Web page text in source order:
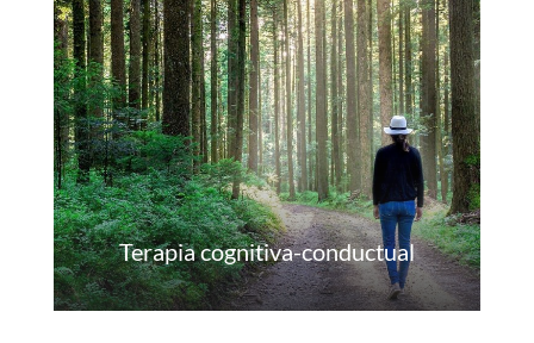
Terapia cognitiva-conductual